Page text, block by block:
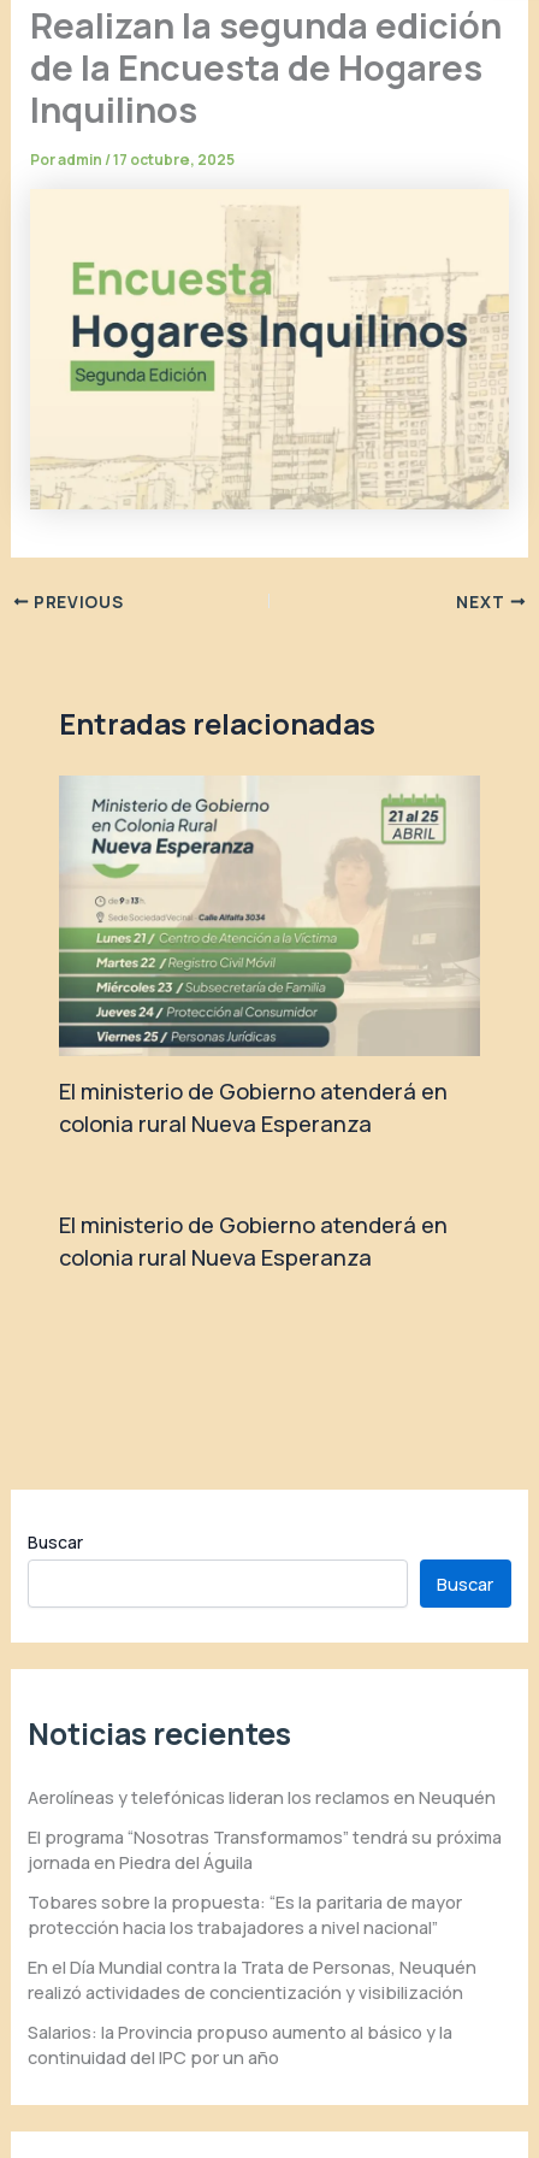
Realizan la segunda edición
de la Encuesta de Hogares
Inquilinos
Poradmin/17 octubre, 2025
PREVIOUS NEXT
Entradas relacionadas
El ministerio de Gobierno atenderá en
colonia rural Nueva Esperanza
El ministerio de Gobierno atenderá en
colonia rural Nueva Esperanza
Buscar
Buscar
Noticias recientes
Aerolíneas y telefónicas lideran los reclamos en Neuquén
El programa “Nosotras Transformamos” tendrá su próxima
jornada en Piedra del Águila
Tobares sobre la propuesta: “Es la paritaria de mayor
protección hacia los trabajadores a nivel nacional”
En el Día Mundial contra la Trata de Personas, Neuquén
realizó actividades de concientización y visibilización
Salarios: la Provincia propuso aumento al básico y la
continuidad del IPC por un año